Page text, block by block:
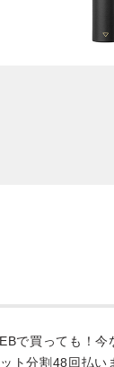
で買っても！今
ト分割48回払い